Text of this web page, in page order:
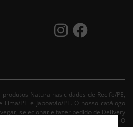
Natura nas cidades de Recife/PE,
Lima/PE e Jaboatão/PE. O nosso catálogo
selecionar e fazer pedido de Delivery
Consulte nossa condições de entrega. O